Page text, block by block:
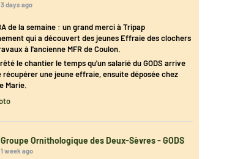
3 days ago
de la semaine : un grand merci à Tripap
qui a découvert des jeunes Effraie des clochers
à l'ancienne MFR de Coulon.
le chantier le temps qu'un salarié du GODS arrive
récupérer une jeune effraie, ensuite déposée chez
Marie.
Groupe Ornithologique des Deux-Sèvres - GODS
1 week ago